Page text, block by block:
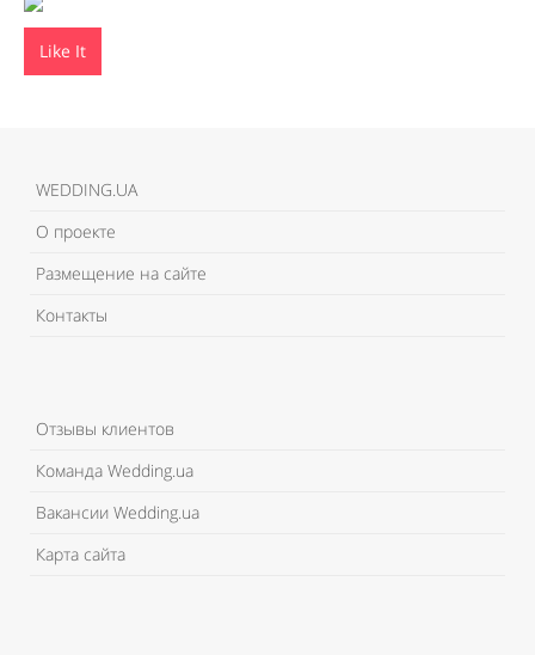
Like It
WEDDING.UA
О проекте
Размещение на сайте
Контакты
Отзывы клиентов
Команда Wedding.ua
Вакансии Wedding.ua
Карта сайта